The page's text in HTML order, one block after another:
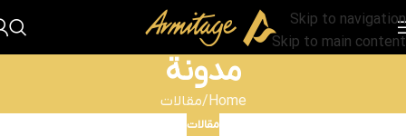
Skip to navigation
Skip to main content
مدونة
Home مقالات
مقالات